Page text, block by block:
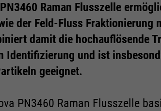
Raman Flusszelle
der Feld-Fluss Fraktionierung
damit die hochauflösende
Identifizierung und ist
geeignet.
PN3460 Raman Flusszelle